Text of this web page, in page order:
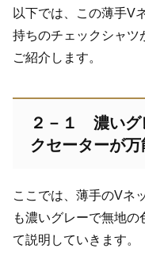
以下では、この薄手V
持ちのチェックシャツ
ご紹介します。
２－１ 濃いグ
クセーターが
ここでは、薄手のVネ
も濃いグレーで無地
て説明していきます。